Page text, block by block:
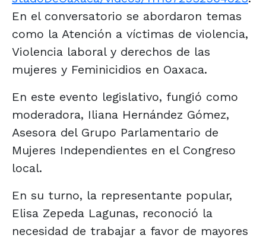
En el conversatorio se abordaron temas
como la Atención a víctimas de violencia,
Violencia laboral y derechos de las
mujeres y Feminicidios en Oaxaca.
En este evento legislativo, fungió como
moderadora, Iliana Hernández Gómez,
Asesora del Grupo Parlamentario de
Mujeres Independientes en el Congreso
local.
En su turno, la representante popular,
Elisa Zepeda Lagunas, reconoció la
necesidad de trabajar a favor de mayores